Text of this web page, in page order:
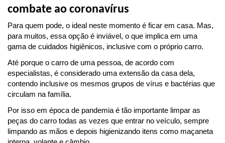
combate ao coronavírus
Para quem pode, o ideal neste momento é ficar em casa. Mas,
para muitos, essa opção é inviável, o que implica em uma
gama de cuidados higiênicos, inclusive com o próprio carro.
Até porque o carro de uma pessoa, de acordo com
especialistas, é considerado uma extensão da casa dela,
contendo inclusive os mesmos grupos de vírus e bactérias que
circulam na família.
Por isso em época de pandemia é tão importante limpar as
peças do carro todas as vezes que entrar no veículo, sempre
limpando as mãos e depois higienizando itens como maçaneta